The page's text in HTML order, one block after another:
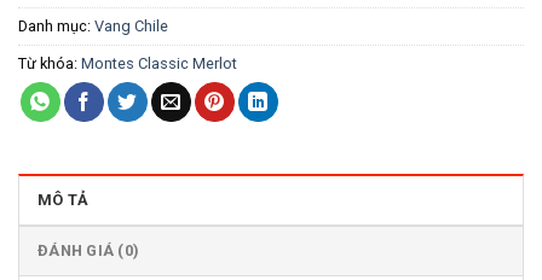
Danh mục: Vang Chile
Từ khóa: Montes Classic Merlot
MÔ TẢ
ĐÁNH GIÁ (0)